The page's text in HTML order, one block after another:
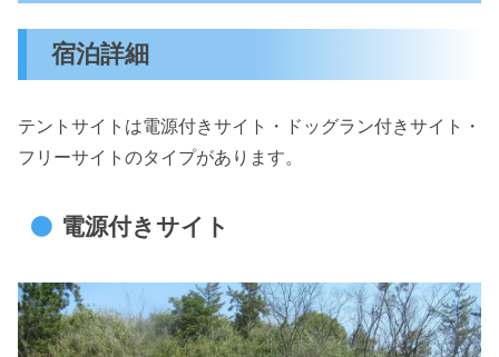
宿泊詳細
テントサイトは電源付きサイト・ドッグラン付きサイト・
フリーサイトのタイプがあります。
電源付きサイト